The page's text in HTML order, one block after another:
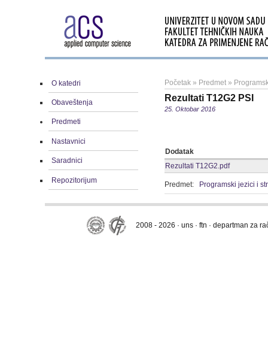
O katedri
Obaveštenja
Predmeti
Nastavnici
Saradnici
Repozitorijum
Početak » Predmet »
Rezultati T12G2 PSI
25. Oktobar 2016
Dodatak
Rezultati T12G2.pdf
Predmet: Programski jezici i
2008 - 2026 · uns · ftn · departman za